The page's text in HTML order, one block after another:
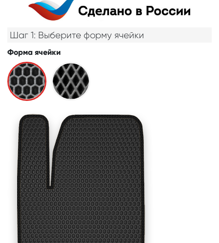
Шаг 1: Выберите форму ячейки
Форма ячейки